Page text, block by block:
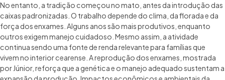
No entanto, a tradição começou no mato, antes da introdução das
caixas padronizadas. O trabalho depende do clima, da florada e da
força dos enxames. Alguns anos são mais produtivos, enquanto
outros exigem manejo cuidadoso. Mesmo assim, a atividade
continua sendo uma fonte de renda relevante para famílias que
vivem no interior cearense. A reprodução dos enxames, mostrada
por Júnior, reforça que a genética e o manejo adequado sustentam a